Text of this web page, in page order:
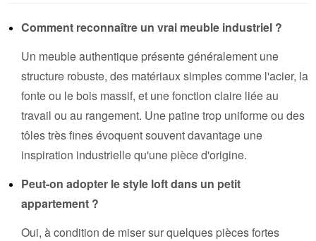
Comment reconnaître un vrai meuble industriel ?
Un meuble authentique présente généralement une
structure robuste, des matériaux simples comme l'acier, la
fonte ou le bois massif, et une fonction claire liée au
travail ou au rangement. Une patine trop uniforme ou des
tôles très fines évoquent souvent davantage une
inspiration industrielle qu'une pièce d'origine.
Peut-on adopter le style loft dans un petit
appartement ?
Oui, à condition de miser sur quelques pièces fortes